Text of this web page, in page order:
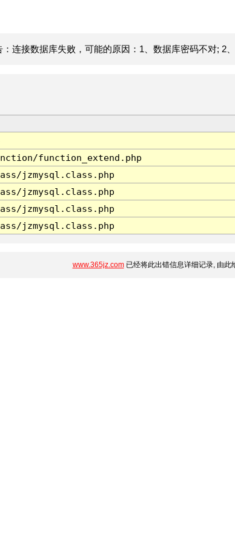
连接数据库失败，可能的原因：1、数据库密码不对; 2、
function_extend.php
jzmysql.class.php
jzmysql.class.php
jzmysql.class.php
jzmysql.class.php
www.365jz.com已经将此出错信息详细记录, 由此